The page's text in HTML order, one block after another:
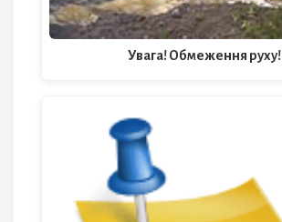
Увага! Обмеження руху!